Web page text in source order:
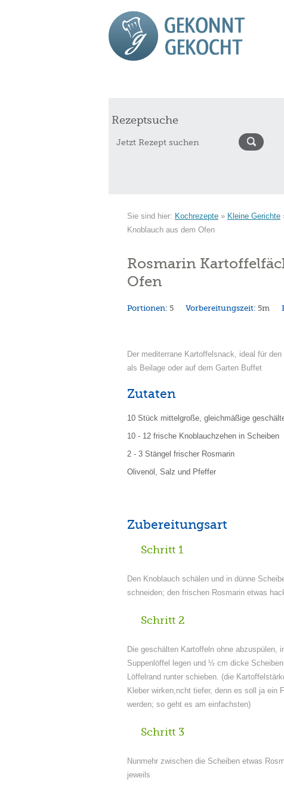
Rezeptsuche
Sie sind hier: Kochrezepte » Kleine Gerichte
Knoblauch aus dem Ofen
Rosmarin
Ofen
Portionen: 5 Vorbereitungszeit: 5m
Der mediterrane Kartoffelsnack, ideal für den
als Beilage oder auf dem Garten Buffet
Zutaten
10 Stück mittelgroße, gleichmäßige
10 - 12 frische Knoblauchzehen in Scheiben
2 - 3 Stängel frischer Rosmarin
Olivenöl, Salz und Pfeffer
Zubereitungsart
Schritt 1
Den Knoblauch schälen und in dünne
schneiden; den frischen Rosmarin etwas
Schritt 2
Die geschälten Kartoffeln ohne abzuspülen,
Suppenlöffel legen und ½ cm dicke
Löffelrand runter schieben. (die
Kleber wirken,ncht tiefer, denn es soll ja ein
werden; so geht es am einfachsten)
Schritt 3
Nunmehr zwischen die Scheiben etwas
jeweils